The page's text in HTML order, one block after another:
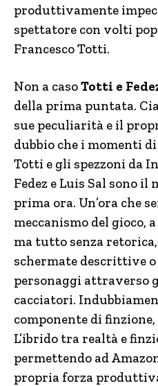
produttivamente
spettatore con volti
Francesco Totti.
Non a casoTotti e
della prima puntata.
sue peculiarità e il
dubbio che i momenti
Totti e gli spezzoni da
Fedez e Luis Sal sono
prima ora. Un’ora che
meccanismo del gioco,
ma tutto senza
schermate descrittive
personaggi attraverso
cacciatori.
componente di
L’ibrido tra realtà e
permettendo ad
propria forza